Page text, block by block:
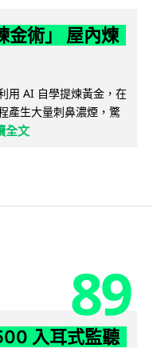
金術」 屋內煉
用 AI 自學提煉黃金，在
產生大量刺鼻濃煙，驚
全文
89
入耳式監聽